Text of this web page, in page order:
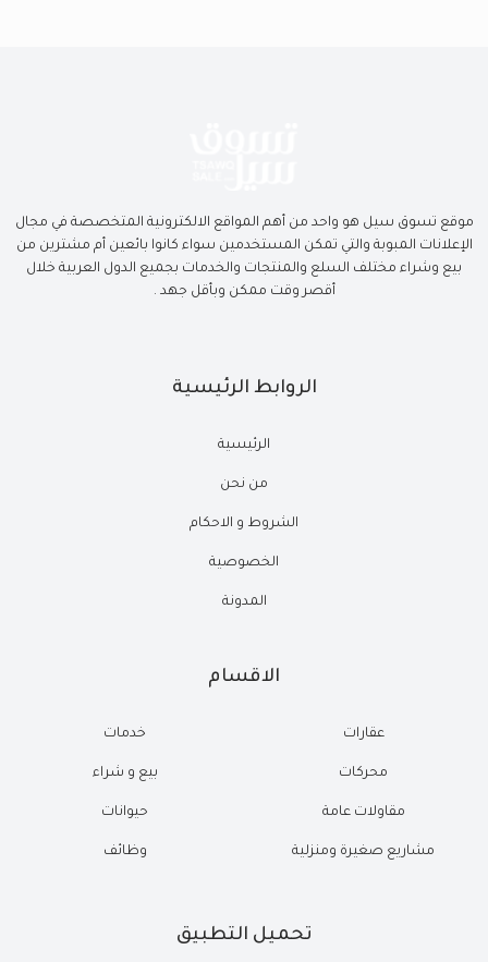
موقع تسوق سيل هو واحد من أهم المواقع الالكترونية المتخصصة في مجال
الإعلانات المبوبة والتي تمكن المستخدمين سواء كانوا بائعين أم مشترين من
بيع وشراء مختلف السلع والمنتجات والخدمات بجميع الدول العربية خلال
أقصر وقت ممكن وبأقل جهد .
الروابط الرئيسية
الرئيسية
من نحن
الشروط و الاحكام
الخصوصية
المدونة
الاقسام
عقارات
محركات
مقاولات عامة
مشاريع صغيرة ومنزلية
خدمات
بيع و شراء
حيوانات
وظائف
تحميل التطبيق